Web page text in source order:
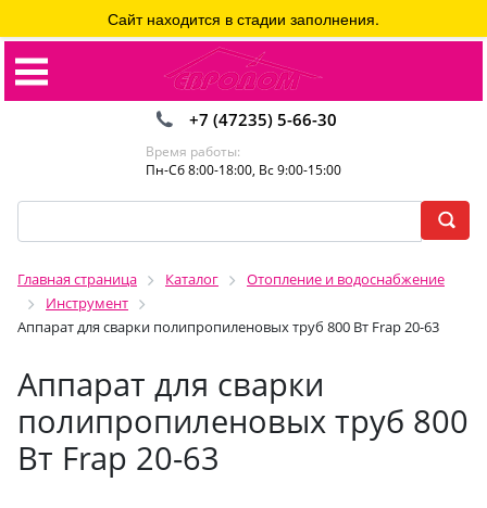
+7 (47235) 5-66-30
Время работы:
Пн-Сб 8:00-18:00, Вс 9:00-15:00
Главная страница Каталог
Отопление и водоснабжение
Инструмент
Аппарат для сварки полипропиленовых труб 800 Вт Frap 20-63
Аппарат для сварки
полипропиленовых труб 800
Вт Frap 20-63
Сайт находится в стадии заполнения.